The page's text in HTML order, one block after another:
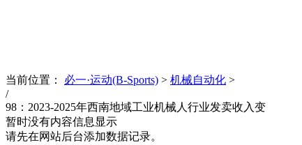
当前位置： 必一·运动(B-Sports) > 机械自动化 >
/
98：2023-2025年西南地域工业机械人行业发卖收入变
暂时没有内容信息显示
请先在网站后台添加数据记录。